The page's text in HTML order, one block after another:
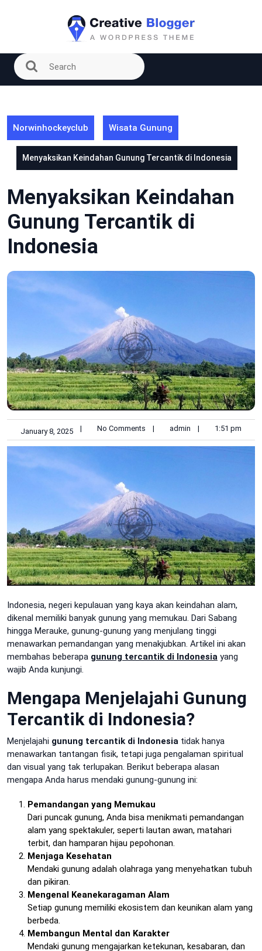
Norwinhockeyclub Wisata Gunung
Menyaksikan Keindahan Gunung Tercantik di Indonesia
Menyaksikan Keindahan
Gunung Tercantik di
Indonesia
January 8, 2025 | No Comments | admin | 1:51 pm
Indonesia, negeri kepulauan yang kaya akan keindahan alam,
dikenal memiliki banyak gunung yang memukau. Dari Sabang
hingga Merauke, gunung-gunung yang menjulang tinggi
menawarkan pemandangan yang menakjubkan. Artikel ini akan
membahas beberapa gunung tercantik di Indonesia yang
wajib Anda kunjungi.
Mengapa Menjelajahi Gunung
Tercantik di Indonesia?
Menjelajahi gunung tercantik di Indonesia tidak hanya
menawarkan tantangan fisik, tetapi juga pengalaman spiritual
dan visual yang tak terlupakan. Berikut beberapa alasan
mengapa Anda harus mendaki gunung-gunung ini:
Pemandangan yang Memukau
Dari puncak gunung, Anda bisa menikmati pemandangan
alam yang spektakuler, seperti lautan awan, matahari
terbit, dan hamparan hijau pepohonan.
Menjaga Kesehatan
Mendaki gunung adalah olahraga yang menyehatkan tubuh
dan pikiran.
Mengenal Keanekaragaman Alam
Setiap gunung memiliki ekosistem dan keunikan alam yang
berbeda.
Membangun Mental dan Karakter
Mendaki gunung mengajarkan ketekunan, kesabaran, dan